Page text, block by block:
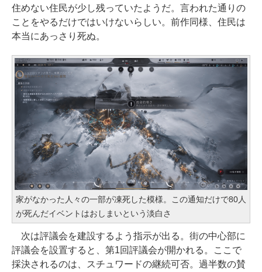
住めない住民が少し残っていたようだ。言われた通りの
ことをやるだけではいけないらしい。前作同様、住民は
本当にあっさり死ぬ。
家がなかった人々の一部が凍死した模様。この通知だけで80人
が死んだイベントはおしまいという淡白さ
次は評議会を建設するよう指示が出る。街の中心部に
評議会を設置すると、第1回評議会が開かれる。ここで
採決されるのは、スチュワードの継続可否。過半数の賛